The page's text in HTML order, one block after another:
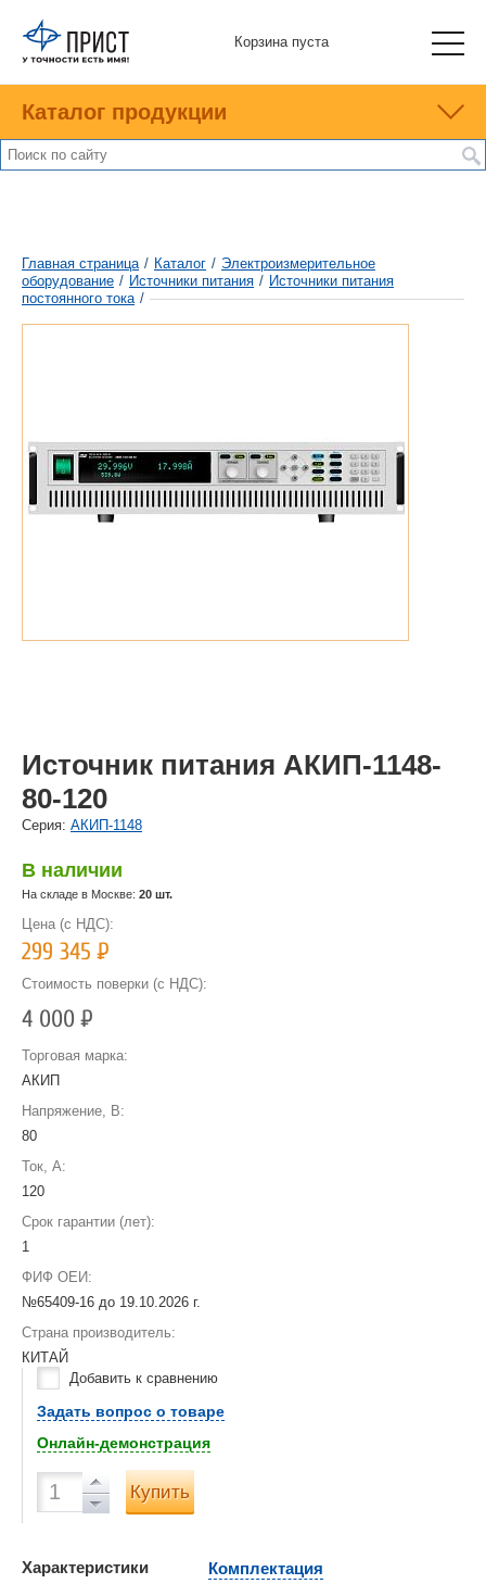
Корзина пуста
Каталог продукции
Главная страница / Каталог / Электроизмерительное
оборудование / Источники питания / Источники питания
постоянного тока /
Источник питания АКИП-1148-
80-120
Cерия: АКИП-1148
В наличии
На складе в Москве: 20 шт.
Цена (с НДС):
299 345Р
Стоимость поверки (с НДС):
4 000Р
Торговая марка:
АКИП
Напряжение, В:
80
Ток, А:
120
Срок гарантии (лет):
1
ФИФ ОЕИ:
№65409-16 до 19.10.2026 г.
Страна производитель:
КИТАЙ
Добавить к сравнению
Задать вопрос о товаре
Онлайн-демонстрация
Купить
Характеристики
Комплектация